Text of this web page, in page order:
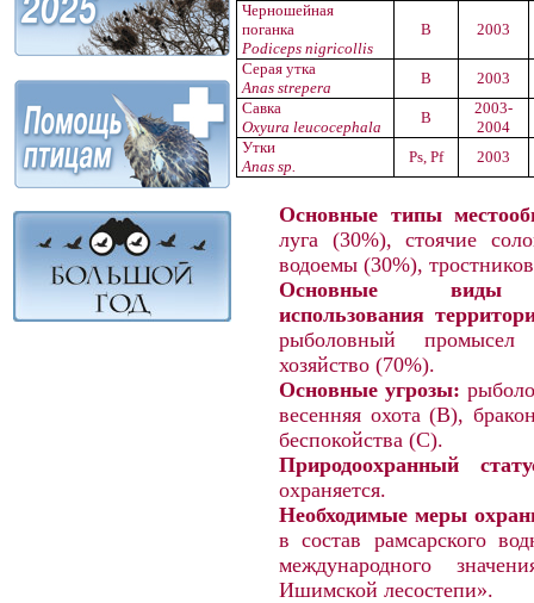
Черношейная
поганка
Podiceps nigricollis
B 2003
Серая утка
Anas strepera
B
2003
Савка
Oxyura leucocephala
B
2003-
2004
Утки
Anas sp.
Ps, Pf 2003
Основные типы
луга (30%), стоячие
водоемы (30%),
Основные виды
использования
рыболовный промысел
хозяйство (70%).
Основные угрозы:
весенняя охота (В),
беспокойства (С).
Природоохранный
охраняется.
Необходимые меры
в состав рамсарского
международного
Ишимской лесостепи».